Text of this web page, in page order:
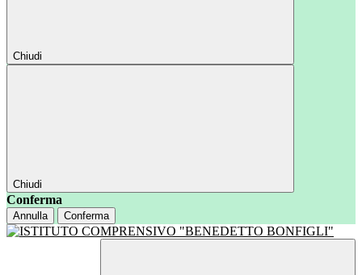
Chiudi
Chiudi
Conferma
Annulla Conferma